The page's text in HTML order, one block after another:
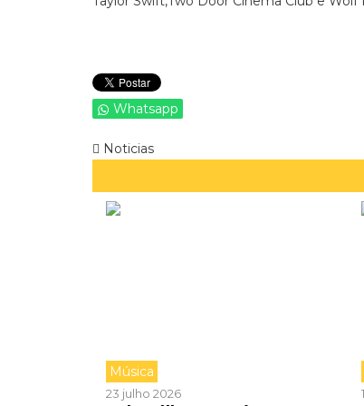
Whatsapp
Noticias
Música
23 julho 2026